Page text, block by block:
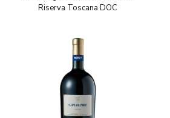
Riserva Toscana DOC